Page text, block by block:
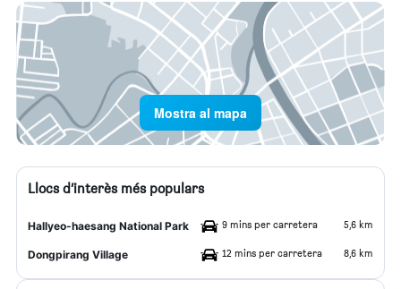
Mostra al mapa
Llocs d’interès més populars
Hallyeo-haesang National Park 9 mins per carretera 5,6 km
Dongpirang Village 12 mins per carretera 8,6 km